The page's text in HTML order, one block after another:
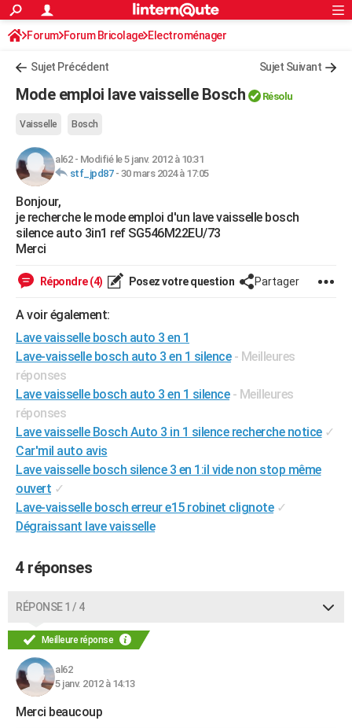
ACTUALITÉS
Politique
Société
Faits Divers
Education
Monde
Villes
+
AUTO
Essais
Réserver un essai
Citadines
Berlines
SUV
Forum auto
+HIGH-TECH
Mobiles
Meilleur smartphone
Internet
Ordinateurs
Jeux vidéo
Guide high-tech
+BRICOLAGE
Forum
Aménagement intérieur
Extérieur
Cuisine
Salle de bains
Jardinage
Rangement
WEEK-END
Guides de France
Escapades
Patrimoine
Expositions
Musées
Week-end nature
LIFESTYLE
SANTE
Alimentation
Guide de la santé
Maladies
Médicaments
Sommeil
VOYAGE
Destinations
City break
Voyage nature
Voyage de noces
Forum
Climat
PHOTO
GUIDES D'ACHAT
BONS PLANS
CARTE DE VOEUX
Carte de Noël
Carte Bonne année
Carte Saint-Valentin
Carte Pâques
Carte d'anniversaire
DICTIONNAIRE
Dictionnaire
Biographies
Citations
Expressions
Proverbes
PROGRAMME TV
COPAINS D'AVANT
S'inscrire
Connexion
Forum Forum Bricolage Electroménager
Sujet Précédent Sujet Suivant
Mode emploi lave vaisselle Bosch Résolu
Vaisselle Bosch
al62- Modifié le 5 janv. 2012 à 10:31
stf_jpd87- 30 mars 2024 à 17:05
Bonjour,
je recherche le mode emploi d'un lave vaisselle bosch
silence auto 3in1 ref SG546M22EU/73
Merci
Répondre (4) Posez votre question Partager
A voir également:
Lave vaisselle bosch auto 3 en 1
Lave-vaisselle bosch auto 3 en 1 silence - Meilleures
réponses
Lave vaisselle bosch auto 3 en 1 silence - Meilleures
réponses
Lave vaisselle Bosch Auto 3 in 1 silence recherche notice ✓
Car'mil auto avis
Lave vaisselle bosch silence 3 en 1:il vide non stop même
ouvert ✓
Lave-vaisselle bosch erreur e15 robinet clignote ✓
Dégraissant lave vaisselle
4 réponses
RÉPONSE 1 / 4
Meilleure réponse
al62
5 janv. 2012 à 14:13
Merci beaucoup